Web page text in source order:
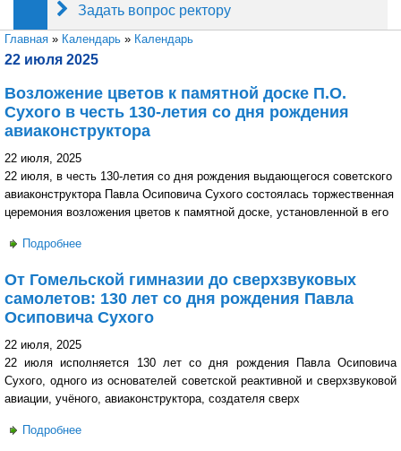
Задать вопрос ректору
Вы здесь
Главная » Календарь » Календарь
22 июля 2025
Возложение цветов к памятной доске П.О.
Сухого в честь 130-летия со дня рождения
авиаконструктора
22 июля, 2025
22 июля, в честь 130-летия со дня рождения выдающегося советского
авиаконструктора Павла Осиповича Сухого состоялась торжественная
церемония возложения цветов к памятной доске, установленной в его
Подробнее
От Гомельской гимназии до сверхзвуковых
самолетов: 130 лет со дня рождения Павла
Осиповича Сухого
22 июля, 2025
22 июля исполняется 130 лет со дня рождения Павла Осиповича
Сухого, одного из основателей советской реактивной и сверхзвуковой
авиации, учёного, авиаконструктора, создателя сверх
Подробнее